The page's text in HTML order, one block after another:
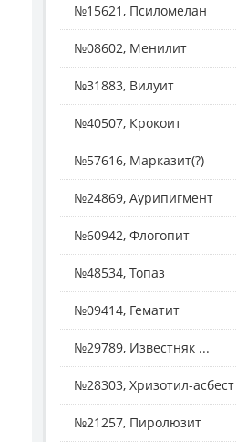
№15621, Псиломелан
№08602, Менилит
№31883, Вилуит
№40507, Крокоит
№57616, Марказит(?)
№24869, Аурипигмент
№60942, Флогопит
№48534, Топаз
№09414, Гематит
№29789, Известняк ...
№28303, Хризотил-асбест
№21257, Пиролюзит